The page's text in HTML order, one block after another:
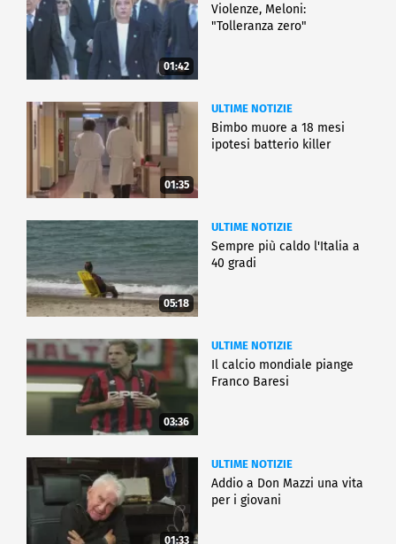
01:42
Violenze, Meloni:
"Tolleranza zero"
01:35
ULTIME NOTIZIE
Bimbo muore a 18 mesi
ipotesi batterio killer
05:18
ULTIME NOTIZIE
Sempre più caldo l'Italia a
40 gradi
03:36
ULTIME NOTIZIE
Il calcio mondiale piange
Franco Baresi
01:33
ULTIME NOTIZIE
Addio a Don Mazzi una vita
per i giovani